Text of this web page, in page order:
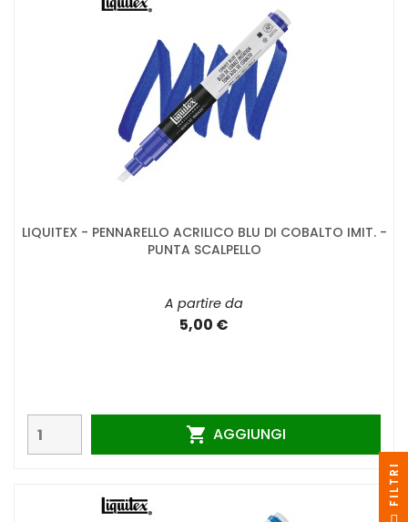
LIQUITEX - PENNARELLO ACRILICO BLU DI COBALTO IMIT. -
PUNTA SCALPELLO
A partire da
5,00 €
 AGGIUNGI
I